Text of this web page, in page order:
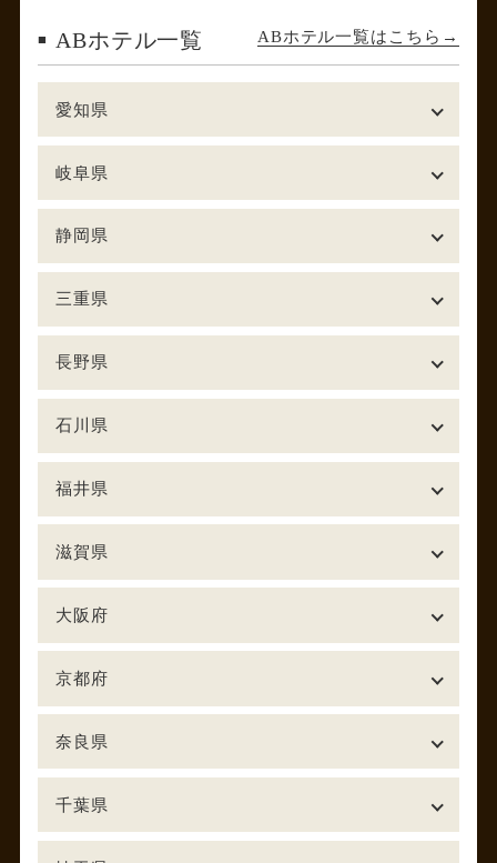
ABホテル一覧 ABホテル一覧はこちら
愛知県
岐阜県
静岡県
三重県
長野県
石川県
福井県
滋賀県
大阪府
京都府
奈良県
千葉県